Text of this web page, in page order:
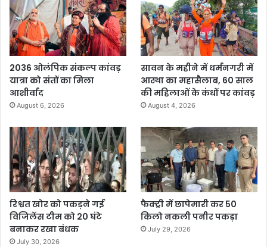
2036 ओलंपिक संकल्प कांवड़
यात्रा को संतों का मिला
आशीर्वाद
August 6, 2026
सावन के महीने में धर्मनगरी में
आस्था का महासैलाब, 60 साल
की महिलाओं के कंधों पर कांवड़
August 4, 2026
रिश्वत खोर को पकड़ने गई
विजिलेंस टीम को 20 घंटे
बनाकर रखा बंधक
July 30, 2026
फैक्ट्री में छापेमारी कर 50
किलो नकली पनीर पकड़ा
July 29, 2026